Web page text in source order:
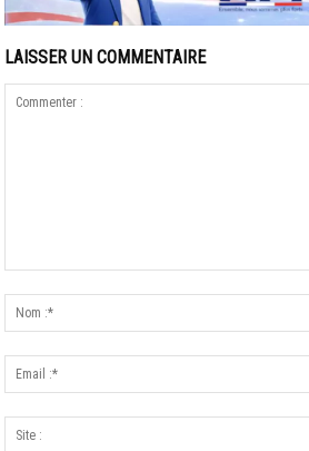
LAISSER UN COMMENTAIRE